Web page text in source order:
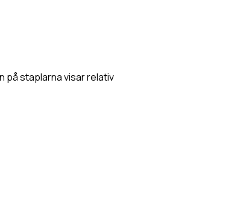
på staplarna visar relativ